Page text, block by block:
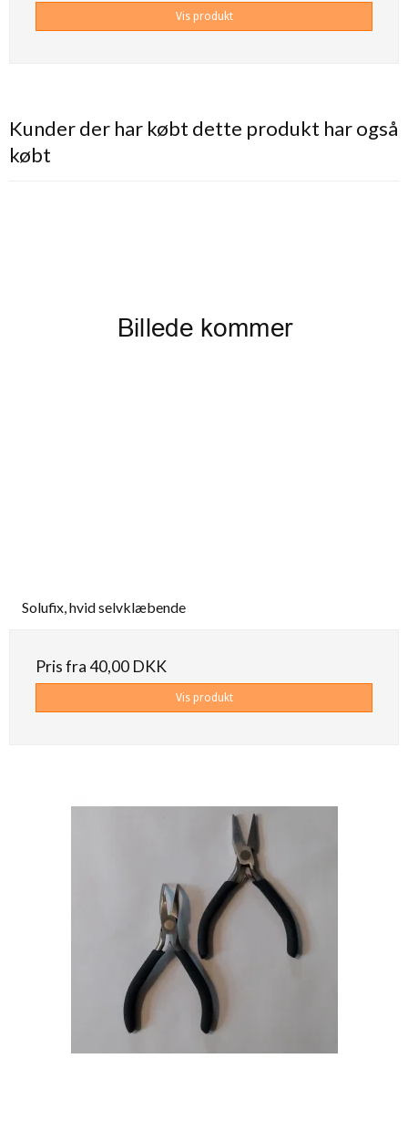
Vis produkt
Kunder der har købt dette produkt har også
købt
Solufix, hvid selvklæbende
Pris fra 40,00 DKK
Vis produkt